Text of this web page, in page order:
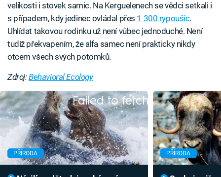
velikosti i stovek samic. Na Kerguelenech se vědci setkali i
s případem, kdy jedinec ovládal přes 1 300 rypoušic.
Uhlídat takovou rodinku už není vůbec jednoduché. Není
tudíž překvapením, že alfa samec není prakticky nikdy
otcem všech svých potomků.
Zdroj:Behavioral Ecology
Failed to fetch
PŘÍRODA PŘÍRODA